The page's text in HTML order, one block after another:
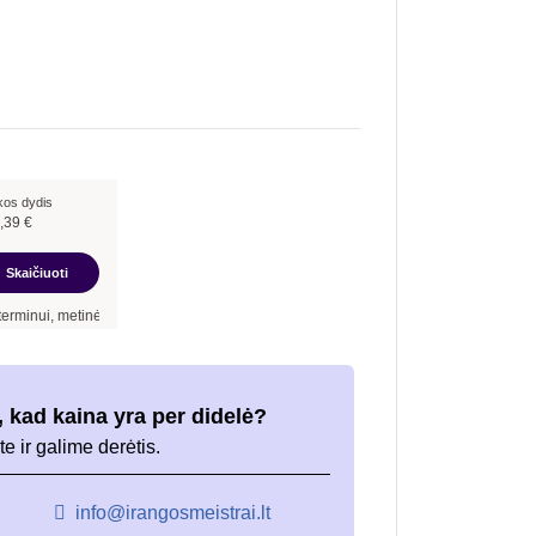
dydis
€
Skaičiuoti
palūkanų norma –
kad kaina yra per didelė?
ir galime derėtis.
info@irangosmeistrai.lt